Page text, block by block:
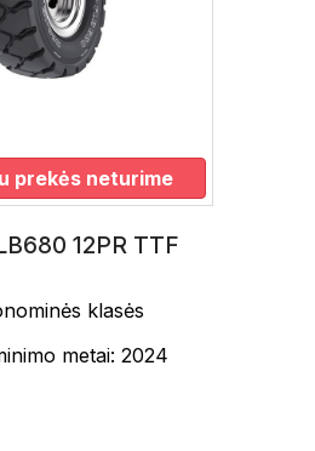
prekės neturime
12PR TTF
klasės
metai: 2024